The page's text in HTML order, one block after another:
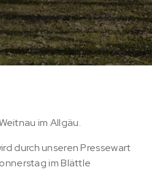
im Allgäu.
durch unseren Pressewart
im Blättle